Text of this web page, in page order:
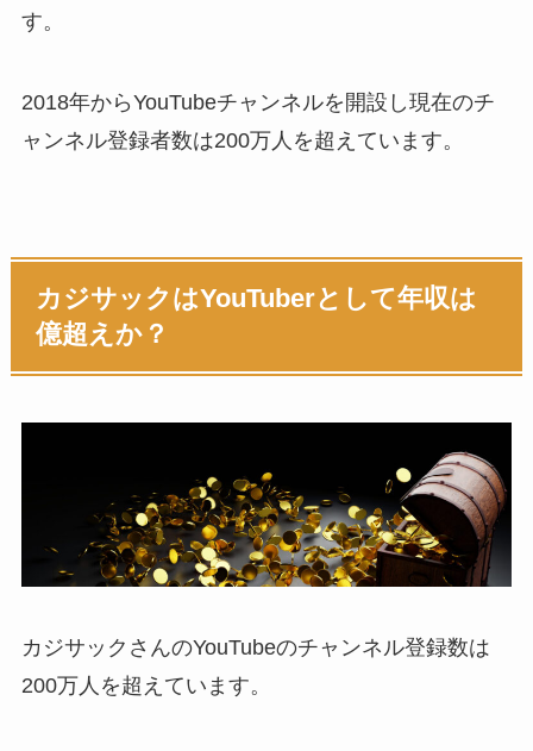
す。
2018年からYouTubeチャンネルを開設し現在のチ
ャンネル登録者数は200万人を超えています。
カジサックはYouTuberとして年収は
億超えか？
カジサックさんのYouTubeのチャンネル登録数は
200万人を超えています。